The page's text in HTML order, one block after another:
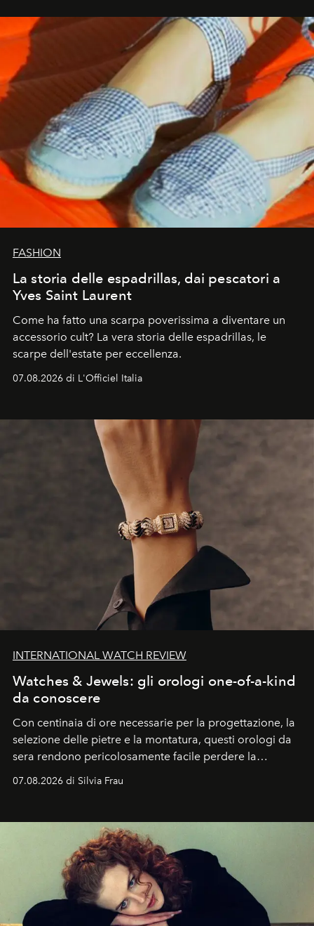
FASHION
La storia delle espadrillas, dai pescatori a
Yves Saint Laurent
Come ha fatto una scarpa poverissima a diventare un
accessorio cult? La vera storia delle espadrillas, le
scarpe dell'estate per eccellenza.
07.08.2026 di L'Officiel Italia
INTERNATIONAL WATCH REVIEW
Watches & Jewels: gli orologi one-of-a-kind
da conoscere
Con centinaia di ore necessarie per la progettazione, la
selezione delle pietre e la montatura, questi orologi da
sera rendono pericolosamente facile perdere la
cognizione del tempo. Ma con quadranti così
07.08.2026 di Silvia Frau